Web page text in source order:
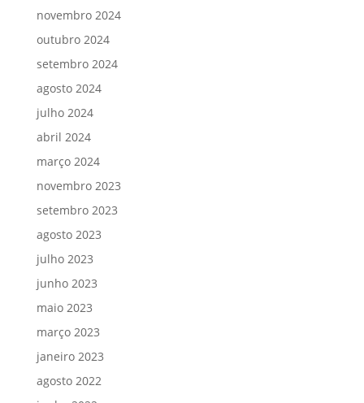
novembro 2024
outubro 2024
setembro 2024
agosto 2024
julho 2024
abril 2024
março 2024
novembro 2023
setembro 2023
agosto 2023
julho 2023
junho 2023
maio 2023
março 2023
janeiro 2023
agosto 2022